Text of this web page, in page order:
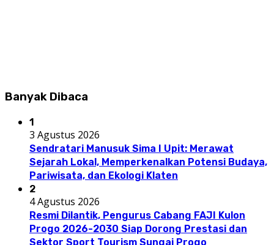
Banyak Dibaca
1
3 Agustus 2026
Sendratari Manusuk Sima I Upit: Merawat
Sejarah Lokal, Memperkenalkan Potensi Budaya,
Pariwisata, dan Ekologi Klaten
2
4 Agustus 2026
Resmi Dilantik, Pengurus Cabang FAJI Kulon
Progo 2026-2030 Siap Dorong Prestasi dan
Sektor Sport Tourism Sungai Progo